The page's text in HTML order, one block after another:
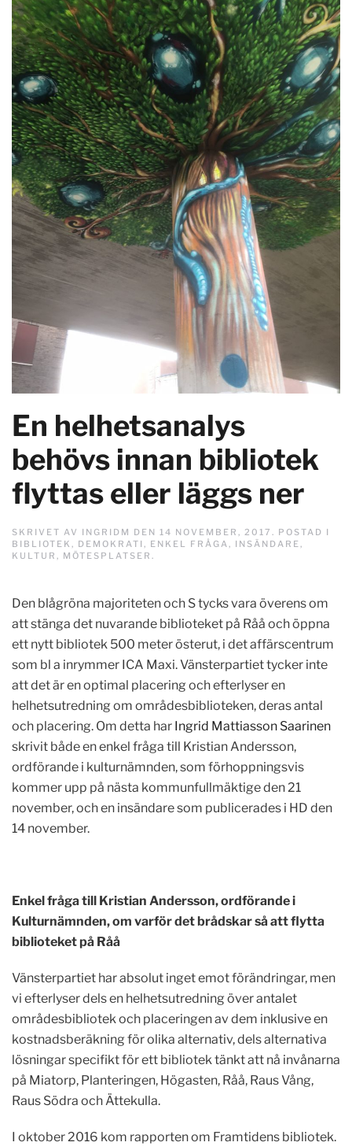
En helhetsanalys
behövs innan bibliotek
flyttas eller läggs ner
SKRIVET AV INGRIDM DEN 14 NOVEMBER, 2017 . POSTAD I
BIBLIOTEK , DEMOKRATI , ENKEL FRÅGA, INSÄNDARE,
KULTUR , MÖTESPLATSER .
Den blågröna majoriteten och S tycks vara överens om
att stänga det nuvarande biblioteket på Råå och öppna
ett nytt bibliotek 500 meter österut, i det affärscentrum
som bl a inrymmer ICA Maxi. Vänsterpartiet tycker inte
att det är en optimal placering och efterlyser en
helhetsutredning om områdesbiblioteken, deras antal
och placering. Om detta har Ingrid Mattiasson Saarinen
skrivit både en enkel fråga till Kristian Andersson,
ordförande i kulturnämnden, som förhoppningsvis
kommer upp på nästa kommunfullmäktige den 21
november, och en insändare som publicerades i HD den
14 november.
Enkel fråga till Kristian Andersson, ordförande i
Kulturnämnden, om varför det brådskar så att flytta
biblioteket på Råå
Vänsterpartiet har absolut inget emot förändringar, men
vi efterlyser dels en helhetsutredning över antalet
områdesbibliotek och placeringen av dem inklusive en
kostnadsberäkning för olika alternativ, dels alternativa
lösningar specifikt för ett bibliotek tänkt att nå invånarna
på Miatorp, Planteringen, Högasten, Råå, Raus Vång,
Raus Södra och Ättekulla.
I oktober 2016 kom rapporten om Framtidens bibliotek.